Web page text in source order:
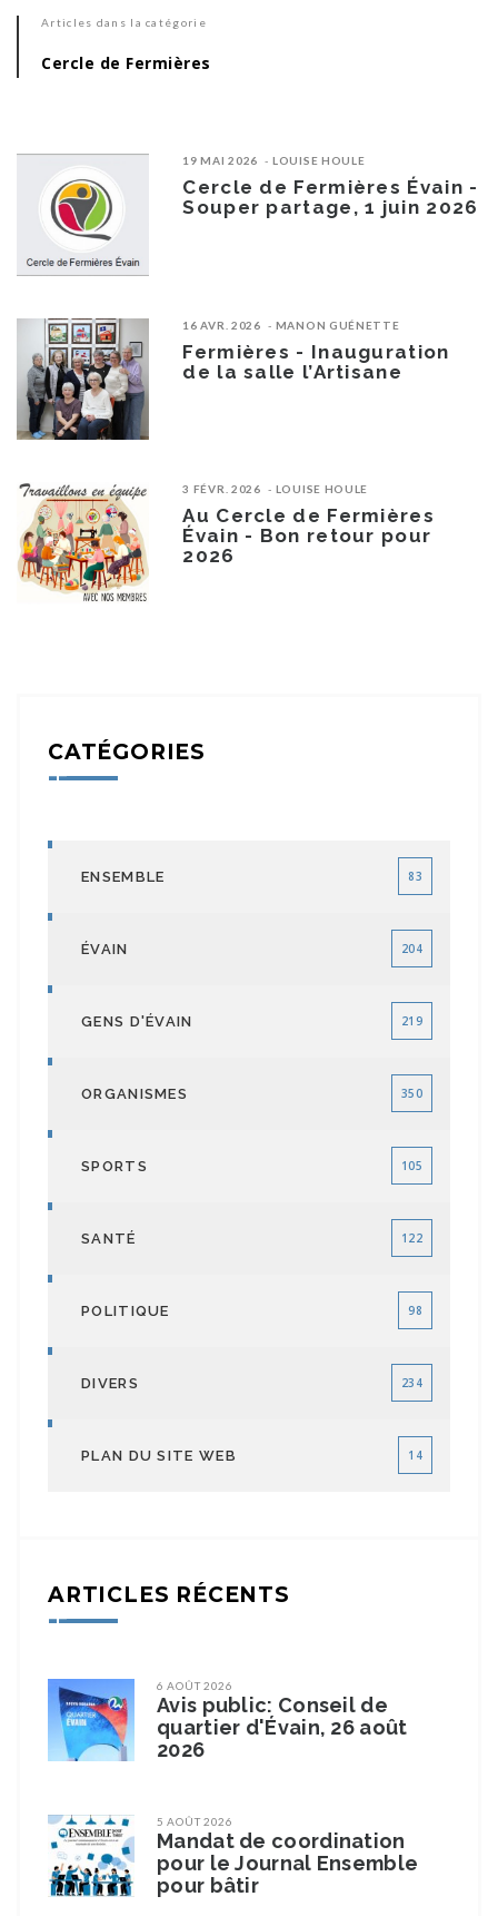
Articles dans la catégorie
Cercle de Fermières
19 MAI 2026 LOUISE HOULE
Cercle de Fermières Évain -
Souper partage, 1 juin 2026
16 AVR. 2026 MANON GUÉNETTE
Fermières - Inauguration
de la salle l’Artisane
3 FÉVR. 2026 LOUISE HOULE
Au Cercle de Fermières
Évain - Bon retour pour
2026
CATÉGORIES
ENSEMBLE 83
ÉVAIN 204
GENS D'ÉVAIN 219
ORGANISMES 350
SPORTS 105
SANTÉ 122
POLITIQUE 98
DIVERS 234
PLAN DU SITE WEB 14
ARTICLES RÉCENTS
6 AOÛT 2026
Avis public: Conseil de
quartier d'Évain, 26 août
2026
5 AOÛT 2026
Mandat de coordination
pour le Journal Ensemble
pour bâtir